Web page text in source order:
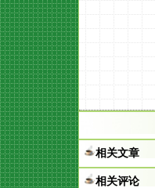
相关文章
相关评论